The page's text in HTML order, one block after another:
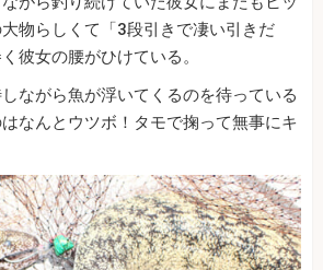
物らしくて「3段引きで凄い引きだ
彼女の腰がひけている。
ながら魚が浮いてくるのを待っている
なんとウツボ！タモで掬って無事にキ